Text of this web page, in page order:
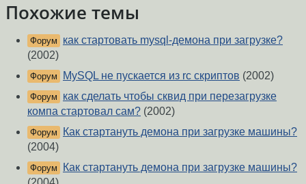
Похожие темы
Форум
как стартовать mysql-демона при загрузке?
(2002)
Форум MySQL не пускается из rc скриптов (2002)
Форум
как сделать чтобы сквид при перезагрузке
компа стартовал сам? (2002)
Форум
Как стартануть демона при загрузке машины?
(2004)
Форум
Как стартануть демона при загрузке машины?